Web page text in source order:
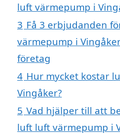
luft värmepump i
3 Få 3 erbjudanden
värmepump i
företag
4 Hur mycket kostar
Vingåker?
5 Vad hjälper till att
luft luft värmepump i